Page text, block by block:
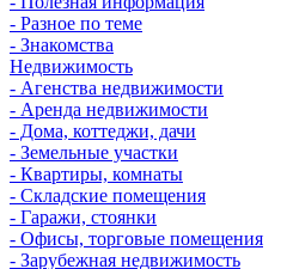
- Разное по теме
- Знакомства
Недвижимость
- Агенства недвижимости
- Аренда недвижимости
- Дома, коттеджи, дачи
- Земельные участки
- Квартиры, комнаты
- Складские помещения
- Гаражи, стоянки
- Офисы, торговые помещения
- Зарубежная недвижимость